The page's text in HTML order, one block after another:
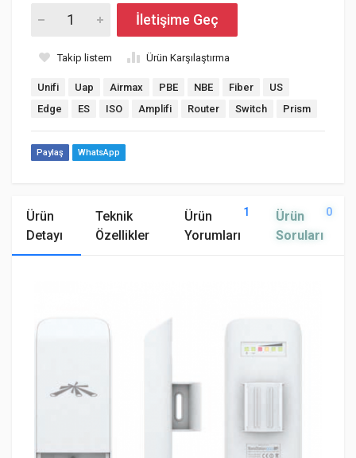
İletişime Geç
Takip listem Ürün Karşılaştırma
Unifi Uap Airmax PBE NBE Fiber
US
Edge
ES ISO Amplifi Router Switch Prism
Paylaş WhatsApp
Ürün
Detayı
Teknik
Özellikler
Ürün
Yorumları
1
Ürün
Soruları
0